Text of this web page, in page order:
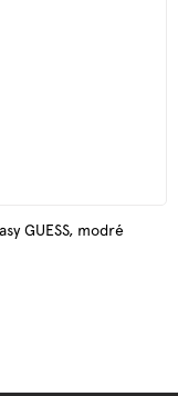
GUESS, modré